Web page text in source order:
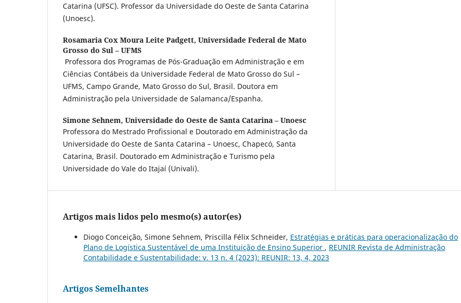
Catarina (UFSC). Professor da Universidade do Oeste de Santa Catarina
(Unoesc).
Rosamaria Cox Moura Leite Padgett, Universidade Federal de Mato
Grosso do Sul – UFMS
Professora dos Programas de Pós-Graduação em Administração e em
Ciências Contábeis da Universidade Federal de Mato Grosso do Sul –
UFMS, Campo Grande, Mato Grosso do Sul, Brasil. Doutora em
Administração pela Universidade de Salamanca/Espanha.
Simone Sehnem, Universidade do Oeste de Santa Catarina – Unoesc
Professora do Mestrado Profissional e Doutorado em Administração da
Universidade do Oeste de Santa Catarina – Unoesc, Chapecó, Santa
Catarina, Brasil. Doutorado em Administração e Turismo pela
Universidade do Vale do Itajaí (Univali).
Artigos mais lidos pelo mesmo(s) autor(es)
Diogo Conceição, Simone Sehnem, Priscilla Félix Schneider, Estratégias e práticas para operacionalização do
Plano de Logística Sustentável de uma Instituição de Ensino Superior , REUNIR Revista de Administração
Contabilidade e Sustentabilidade: v. 13 n. 4 (2023): REUNIR: 13, 4, 2023
Artigos Semelhantes